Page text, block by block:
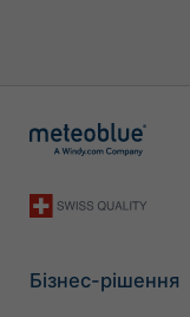
Бізнес-рішення